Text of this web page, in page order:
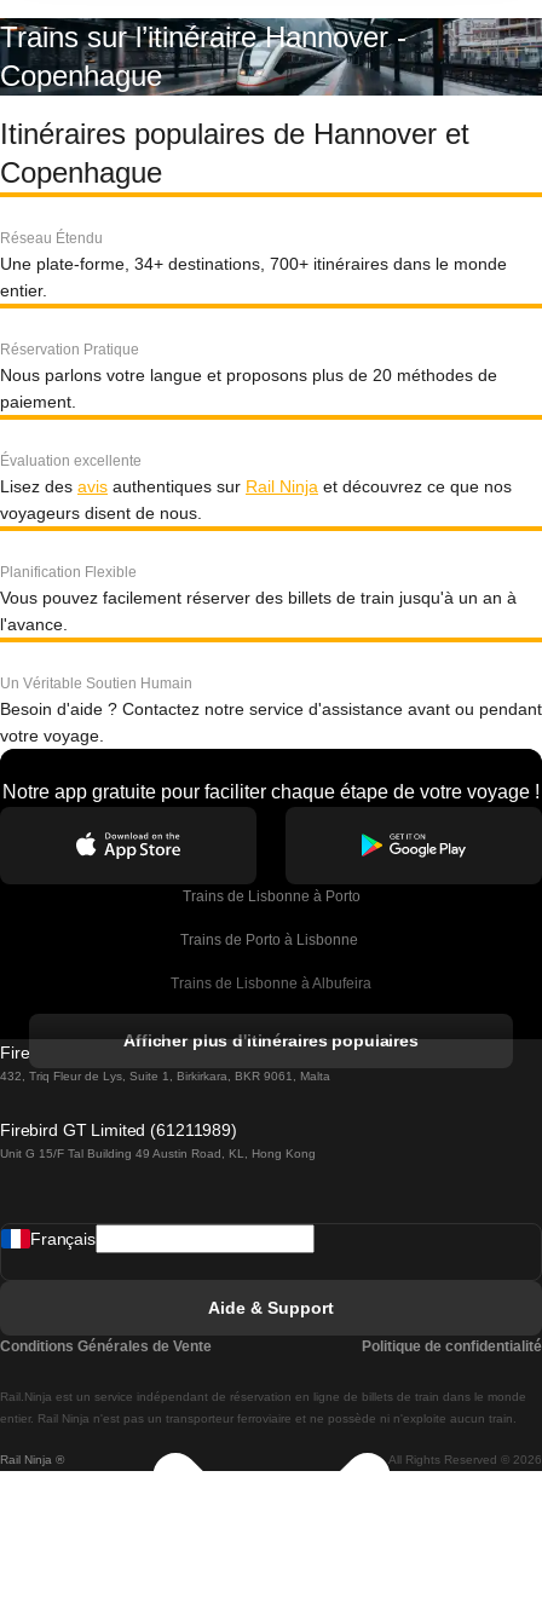
Trains sur l’itinéraire Hannover -
Copenhague
Itinéraires populaires de Hannover et
Copenhague
Réseau Étendu
Une plate-forme, 34+ destinations, 700+ itinéraires dans le monde
entier.
Réservation Pratique
Nous parlons votre langue et proposons plus de 20 méthodes de
paiement.
Évaluation excellente
Lisez des avis authentiques sur Rail Ninja et découvrez ce que nos
voyageurs disent de nous.
Planification Flexible
Vous pouvez facilement réserver des billets de train jusqu'à un an à
l'avance.
Un Véritable Soutien Humain
Besoin d'aide ? Contactez notre service d'assistance avant ou pendant
votre voyage.
Notre app gratuite pour faciliter chaque étape de votre voyage !
Trains de Lisbonne à Porto
Trains de Porto à Lisbonne
Trains de Lisbonne à Albufeira
Trains de Lisbonne à Lagos
Trains de Lisbonne à Madrid
Trains de Lisbonne à Braga
Trains de Braga à Lisbonne
Afficher plus d'itinéraires populaires
Firebird GT Limited (OC 1451)
432, Triq Fleur de Lys, Suite 1, Birkirkara, BKR 9061, Malta
Firebird GT Limited (61211989)
Unit G 15/F Tal Building 49 Austin Road, KL, Hong Kong
Rail Ninja ® All Rights Reserved © 2026
Rail.Ninja est un service indépendant de réservation en ligne de billets de train dans le monde
entier. Rail Ninja n'est pas un transporteur ferroviaire et ne possède ni n'exploite aucun train.
Français
Aide & Support
Conditions Générales de Vente Politique de confidentialité